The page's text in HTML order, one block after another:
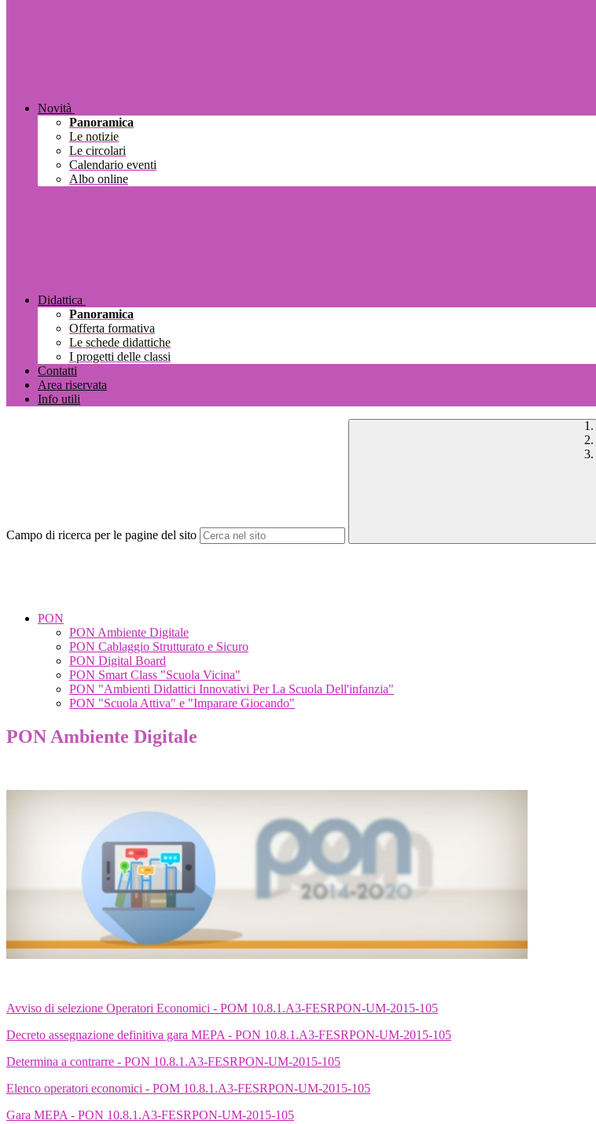
Novità
Panoramica
Le notizie
Le circolari
Calendario eventi
Albo online
Didattica
Panoramica
Offerta formativa
Le schede didattiche
I progetti delle classi
Contatti
Area riservata
Info utili
Campo di ricerca per le pagine del sito
PON
PON Ambiente Digitale
PON Cablaggio Strutturato e Sicuro
PON Digital Board
PON Smart Class "Scuola Vicina"
PON "Ambienti Didattici Innovativi Per La Scuola Dell'infanzia"
PON "Scuola Attiva" e "Imparare Giocando"
PON Ambiente Digitale
Avviso di selezione Operatori Economici - POM 10.8.1.A3-FESRPON-UM-2015-105
Decreto assegnazione definitiva gara MEPA - PON 10.8.1.A3-FESRPON-UM-2015-105
Determina a contrarre - PON 10.8.1.A3-FESRPON-UM-2015-105
Elenco operatori economici - POM 10.8.1.A3-FESRPON-UM-2015-105
Gara MEPA - PON 10.8.1.A3-FESRPON-UM-2015-105